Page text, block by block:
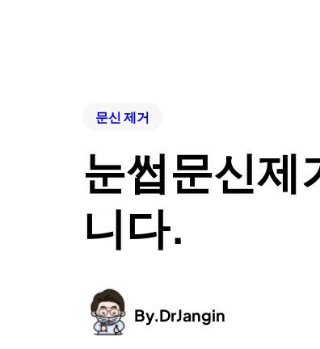
문신 제거
눈썹문신제
니다.
By.DrJangin